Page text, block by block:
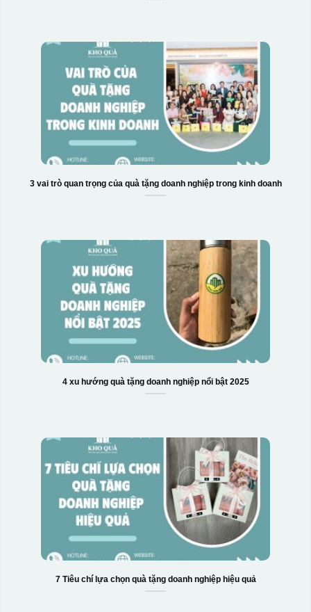
Hộp xi bình giữ nhiệt
3 vai trò quan trọng của quà tặng doanh nghiệp trong kinh doanh
4 xu hướng quà tặng doanh nghiệp nổi bật 2025
7 Tiêu chí lựa chọn quà tặng doanh nghiệp hiệu quả